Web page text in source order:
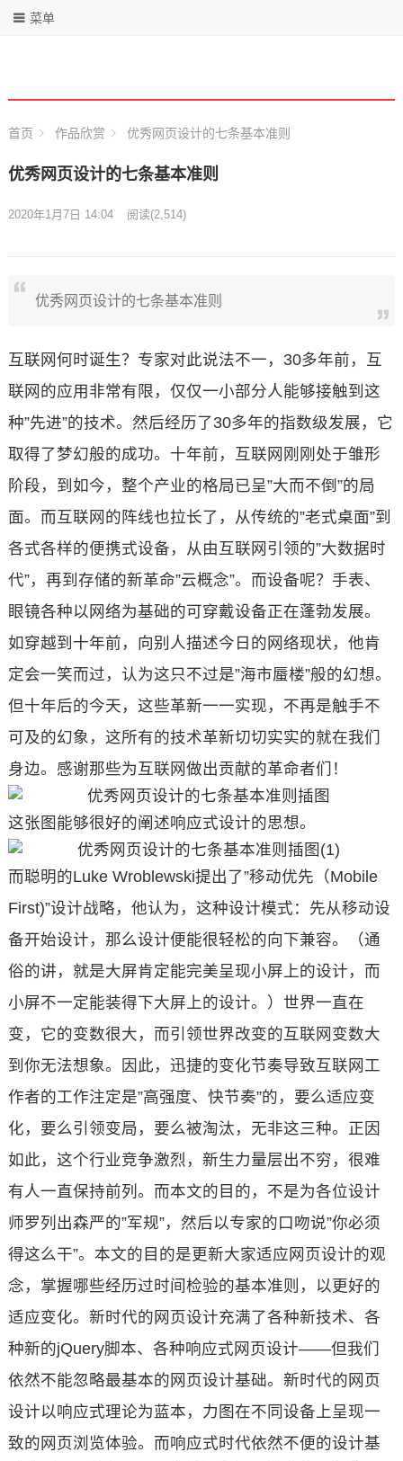
菜单
首页 作品欣赏 优秀网页设计的七条基本准则
优秀网页设计的七条基本准则
2020年1月7日 14:04 阅读(2,514)
优秀网页设计的七条基本准则
互联网何时诞生？专家对此说法不一，30多年前，互
联网的应用非常有限，仅仅一小部分人能够接触到这
种”先进”的技术。然后经历了30多年的指数级发展，它
取得了梦幻般的成功。十年前，互联网刚刚处于雏形
阶段，到如今，整个产业的格局已呈”大而不倒”的局
面。而互联网的阵线也拉长了，从传统的”老式桌面”到
各式各样的便携式设备，从由互联网引领的”大数据时
代”，再到存储的新革命”云概念”。而设备呢？手表、
眼镜各种以网络为基础的可穿戴设备正在蓬勃发展。
如穿越到十年前，向别人描述今日的网络现状，他肯
定会一笑而过，认为这只不过是”海市蜃楼”般的幻想。
但十年后的今天，这些革新一一实现，不再是触手不
可及的幻象，这所有的技术革新切切实实的就在我们
身边。感谢那些为互联网做出贡献的革命者们！
这张图能够很好的阐述响应式设计的思想。
而聪明的Luke Wroblewski提出了”移动优先（Mobile
First)”设计战略，他认为，这种设计模式：先从移动设
备开始设计，那么设计便能很轻松的向下兼容。（通
俗的讲，就是大屏肯定能完美呈现小屏上的设计，而
小屏不一定能装得下大屏上的设计。）世界一直在
变，它的变数很大，而引领世界改变的互联网变数大
到你无法想象。因此，迅捷的变化节奏导致互联网工
作者的工作注定是”高强度、快节奏”的，要么适应变
化，要么引领变局，要么被淘汰，无非这三种。正因
如此，这个行业竞争激烈，新生力量层出不穷，很难
有人一直保持前列。而本文的目的，不是为各位设计
师罗列出森严的”军规”，然后以专家的口吻说”你必须
得这么干”。本文的目的是更新大家适应网页设计的观
念，掌握哪些经历过时间检验的基本准则，以更好的
适应变化。新时代的网页设计充满了各种新技术、各
种新的jQuery脚本、各种响应式网页设计——但我们
依然不能忽略最基本的网页设计基础。新时代的网页
设计以响应式理论为蓝本，力图在不同设备上呈现一
致的网页浏览体验。而响应式时代依然不便的设计基